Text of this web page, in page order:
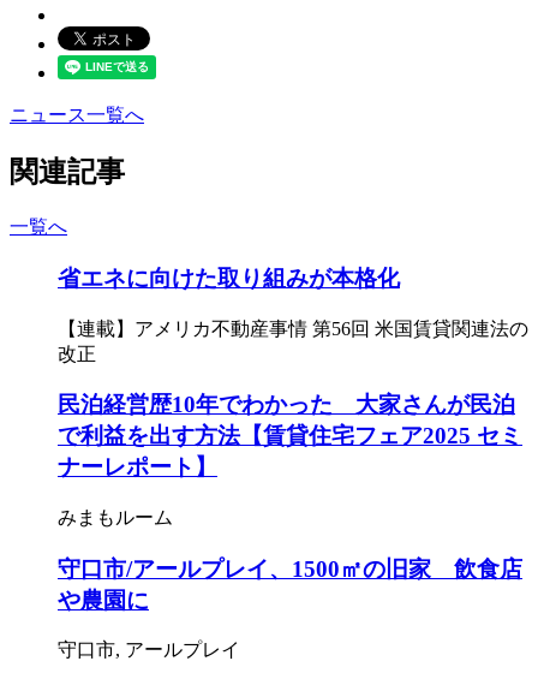
ニュース一覧へ
関連記事
一覧へ
省エネに向けた取り組みが本格化
【連載】アメリカ不動産事情 第56回 米国賃貸関連法の
改正
民泊経営歴10年でわかった 大家さんが民泊
で利益を出す方法【賃貸住宅フェア2025 セミ
ナーレポート】
みまもルーム
守口市/アールプレイ、1500㎡の旧家 飲食店
や農園に
守口市, アールプレイ